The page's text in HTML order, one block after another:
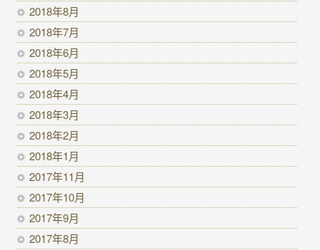
2018年8月
2018年7月
2018年6月
2018年5月
2018年4月
2018年3月
2018年2月
2018年1月
2017年11月
2017年10月
2017年9月
2017年8月